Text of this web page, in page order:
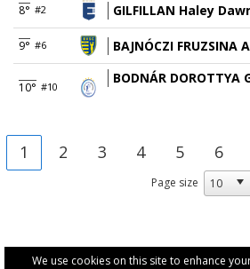
We use cookies on this site to enhance
8° #2 GILFILLAN Haley
9° #6 BAJNÓCZI FRUZSINA
10° #10
BODNÁR DOROTTYA
1 2 3 4 5 6
Page size